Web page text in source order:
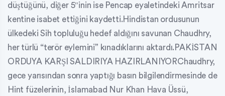
düştüğünü, diğer 5″inin ise Pencap eyaletindeki Amritsar
kentine isabet ettiğini kaydetti.Hindistan ordusunun
ülkedeki Sih topluluğu hedef aldığını savunan Chaudhry,
her türlü “terör eylemini” kınadıklarını aktardı.PAKİSTAN
ORDUYA KARŞI SALDIRIYA HAZIRLANIYORChaudhry,
gece yarısından sonra yaptığı basın bilgilendirmesinde de
Hint füzelerinin, İslamabad Nur Khan Hava Üssü,